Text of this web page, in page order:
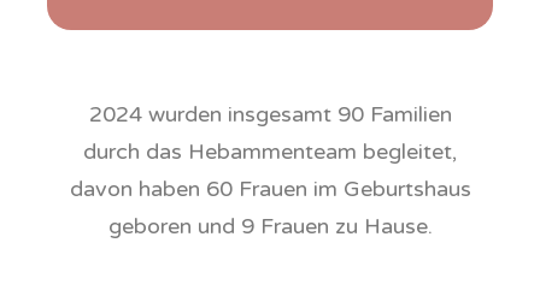
2024 wurden insgesamt 90 Familien
durch das Hebammenteam begleitet,
davon haben 60 Frauen im Geburtshaus
geboren und 9 Frauen zu Hause.